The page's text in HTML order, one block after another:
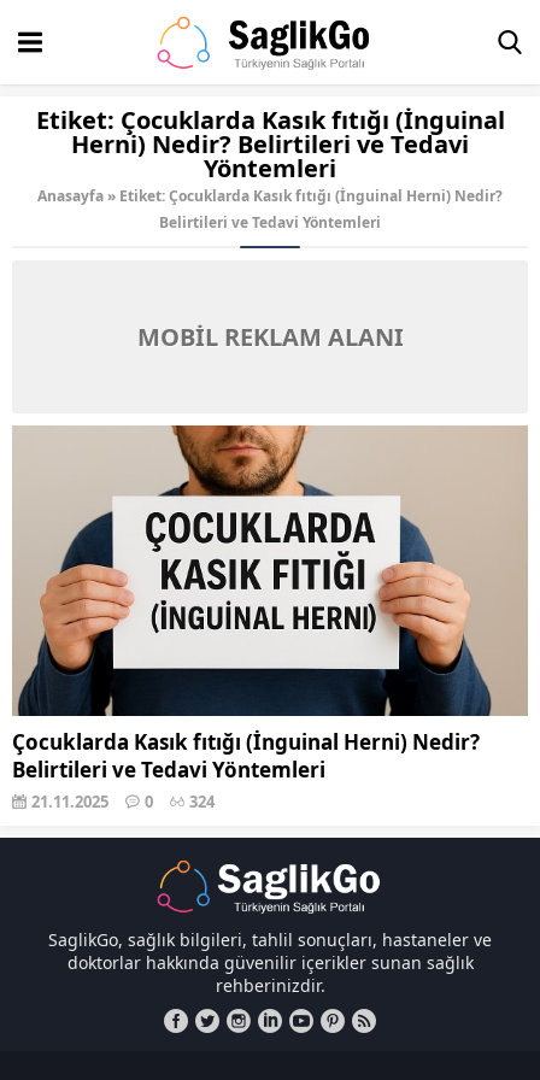
Etiket: Çocuklarda Kasık fıtığı (İnguinal
Herni) Nedir? Belirtileri ve Tedavi
Yöntemleri
Anasayfa» Etiket: Çocuklarda Kasık fıtığı (İnguinal Herni) Nedir?
Belirtileri ve Tedavi Yöntemleri
MOBİL REKLAM ALANI
Çocuklarda Kasık fıtığı (İnguinal Herni) Nedir?
Belirtileri ve Tedavi Yöntemleri
21.11.2025 0 324
SaglikGo, sağlık bilgileri, tahlil sonuçları, hastaneler ve
doktorlar hakkında güvenilir içerikler sunan sağlık
rehberinizdir.